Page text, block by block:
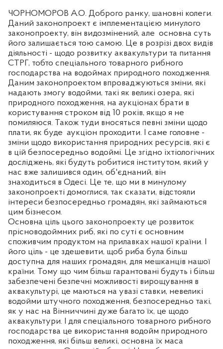
ЧОРНОМОРОВ А.О. Доброго ранку, шановні колеги.
Даний законопроект є імплементацією минулого
законопроекту, він видозмінений, але основна суть
його залишається тою самою. Це в розрізі двох видів
діяльності - щодо розвитку аквакультури та питання
СТРГ, тобто спеціального товарного рибного
господарства на водоймах природного походження.
Даним законопроектом впроваджуються зміни, які
надають змогу водойми, такі як великі озера, які
природного походження, на аукціонах брати в
користування строком від 10 років, якщо я не
помиляюся. Також туди вносяться певні зміни щодо
плати, як буде аукціон проходити. І саме головне -
зміни щодо використання природних ресурсів, які є
в цій безпосередньо водоймі. Це згідно іхтіологічних
досліджень, які будуть робитися інститутом, який у
нас вже залишився один, об'єднаний, він
знаходиться в Одесі. Це те, що ми в минулому
законопроекті домоглися, так сказати, відстояли
інтереси безпосередньо громадян, які займаються
цим бізнесом.
Основна ціль цього законопроекту це розвиток
прісноводоймних риб, які по суті є основним
споживчим продуктом на прилавках нашої країни. І
його ціль - це здешевити, щоб риба була більш
доступна для наших громадян, для мешканців нашої
країни. Тому що чим більш гарантовані будуть і більш
забезпечені безпечні можливості вирощування в
аквакультурі, це маються на увазі ставки, невеликі
водойми штучного походження, безпосередньо такі,
як у нас на Вінниччині дуже багато їх, це щодо
аквакультури. І для спеціального товарного рибного
господарства це використання водойм природного
походження, які більш великі, основна їх маса